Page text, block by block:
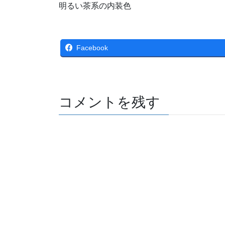
明るい茶系の内装色
Facebook
コメントを残す